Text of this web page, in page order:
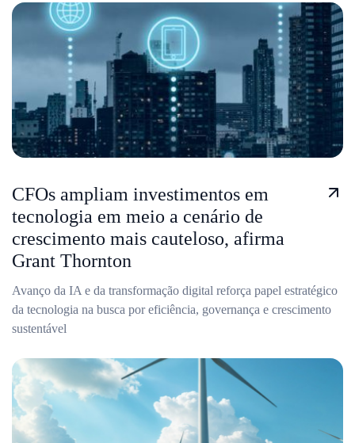
CFOs ampliam investimentos em
tecnologia em meio a cenário de
crescimento mais cauteloso, afirma
Grant Thornton
Avanço da IA e da transformação digital reforça papel estratégico
da tecnologia na busca por eficiência, governança e crescimento
sustentável